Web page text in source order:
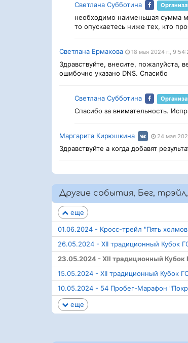
Светлана Субботина
необходимо наименьшая сумма
то опускаетесь ниже тех, кто
Светлана Ермакова 18 мая 2024 г.,
Здравствуйте, внесите, пожалуйста,
ошибочно указано DNS. Спасибо
Светлана Субботина
Спасибо за внимательность.
Маргарита Кирюшкина 24 мая
Здравствуйте а когда добавят
Другие события, Бег,
еще
01.06.2024 - Кросс-трейл "Пять
26.05.2024 - XII традиционный Кубок
23.05.2024 - XII традиционный Кубок
15.05.2024 - XII традиционный Кубок
10.05.2024 - 54 Пробег-Марафон
еще